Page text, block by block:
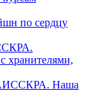
по сердцу
хранителями,
Наша